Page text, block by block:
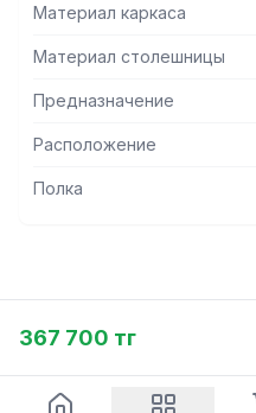
нержавеющей стали.
позволяющие
Материал каркаса
Материал столешницы
Предназначение
Расположение
Полка
367 700 тг